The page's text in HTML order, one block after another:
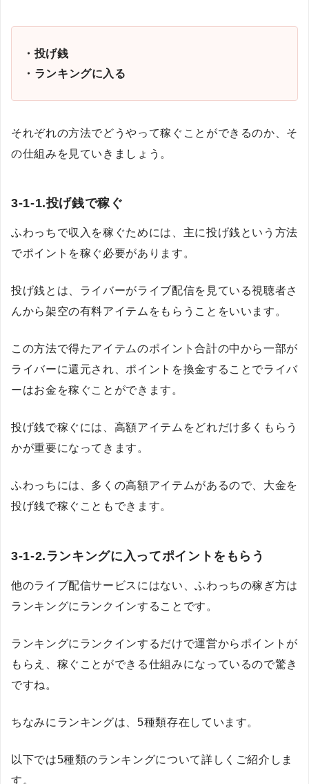
・投げ銭
・ランキングに入る
それぞれの方法でどうやって稼ぐことができるのか、そ
の仕組みを見ていきましょう。
3-1-1.投げ銭で稼ぐ
ふわっちで収入を稼ぐためには、主に投げ銭という方法
でポイントを稼ぐ必要があります。
投げ銭とは、ライバーがライブ配信を見ている視聴者さ
んから架空の有料アイテムをもらうことをいいます。
この方法で得たアイテムのポイント合計の中から一部が
ライバーに還元され、ポイントを換金することでライバ
ーはお金を稼ぐことができます。
投げ銭で稼ぐには、高額アイテムをどれだけ多くもらう
かが重要になってきます。
ふわっちには、多くの高額アイテムがあるので、大金を
投げ銭で稼ぐこともできます。
3-1-2.ランキングに入ってポイントをもらう
他のライブ配信サービスにはない、ふわっちの稼ぎ方は
ランキングにランクインすることです。
ランキングにランクインするだけで運営からポイントが
もらえ、稼ぐことができる仕組みになっているので驚き
ですね。
ちなみにランキングは、5種類存在しています。
以下では5種類のランキングについて詳しくご紹介しま
す。